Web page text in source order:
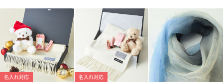
マフラー専用BOX
有料でマフラー専用BOXをご用意しております。
ブラックのシンプルなBOXにゴールド、もしくはアイボリーのリ
ボンをおかけします。
（リボンの色はお選びいただけません）